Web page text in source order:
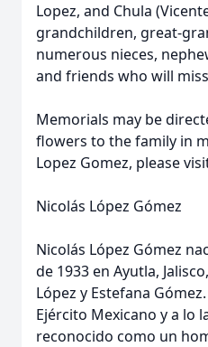
Lopez, and Chula
grandchildren, great-
numerous nieces,
and friends who will
Memorials may be
flowers to the family in
Lopez Gomez, please
Nicolás López Gómez
Nicolás López Gómez
de 1933 en Ayutla,
López y Estefana
Ejército Mexicano y a lo
reconocido como un